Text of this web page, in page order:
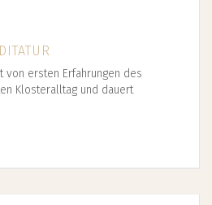
von ersten Erfahrungen des
Klosteralltag und dauert